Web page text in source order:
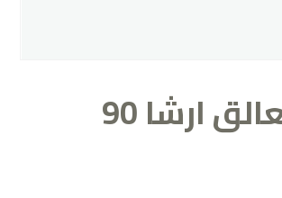
طقم معالق ارشا 90